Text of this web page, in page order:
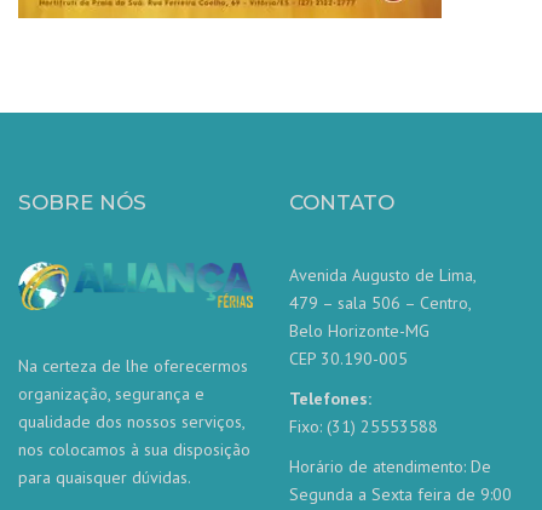
SOBRE NÓS
Na certeza de lhe oferecermos
organização, segurança e
qualidade dos nossos serviços,
nos colocamos à sua disposição
para quaisquer dúvidas.
CONTATO
Avenida Augusto de Lima,
479 – sala 506 – Centro,
Belo Horizonte-MG
CEP 30.190-005
Telefones:
Fixo: (31) 25553588
Horário de atendimento: De
Segunda a Sexta feira de 9:00